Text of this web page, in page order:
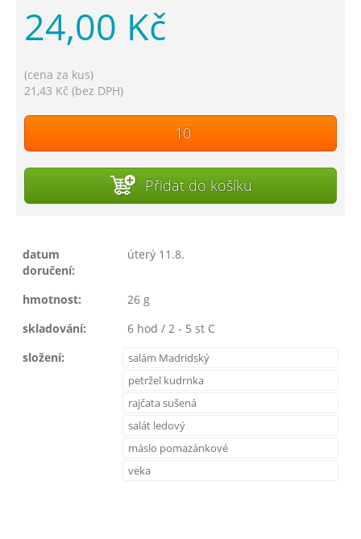
24,00 Kč
(cena za kus)
21,43 Kč (bez DPH)
Přidat do košíku
datum
doručení:
úterý 11.8.
hmotnost:
26 g
skladování:
6 hod / 2 - 5 st C
složení:
salám Madridský
petržel kudrnka
rajčata sušená
salát ledový
máslo pomazánkové
veka